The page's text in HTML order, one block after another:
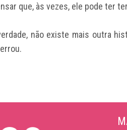
que, às vezes, ele pode ter
não existe mais outra